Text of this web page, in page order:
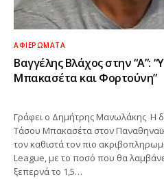
ΑΦΙΕΡΏΜΑΤΑ
Βαγγέλης Βλάχος στην “Α”:
Μπακασέτα και Φορτούνη”
Γράφει ο Δημήτρης Μανωλάκης Η
Τάσου Μπακασέτα στον
τον καθιστά τον πιο
League, με το ποσό που θα
ξεπερνά το 1,5…